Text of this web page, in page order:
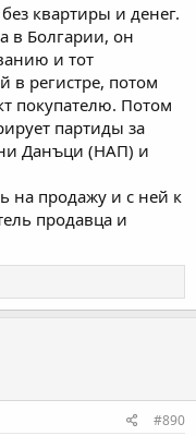
квартиры и денег.
в Болгарии, он
и тот
в регистре, потом
покупателю. Потом
партиды за
Данъци (НАП) и
на продажу и с ней к
продавца и
#890